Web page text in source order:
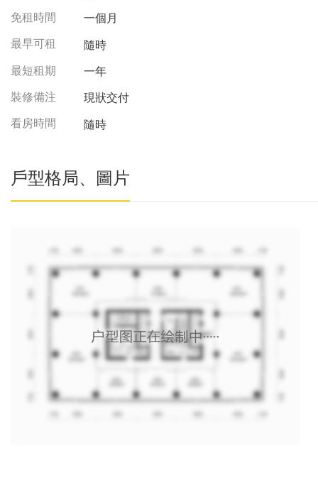
免租時間 一個月
最早可租 隨時
最短租期 一年
裝修備注 現狀交付
看房時間 隨時
戶型格局、圖片